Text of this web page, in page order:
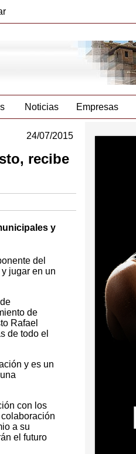
Noticias Empresas
24/07/2015
recibe
y
del
jugar en un
de
Rafael
de todo el
y es un
con los
a su
el futuro